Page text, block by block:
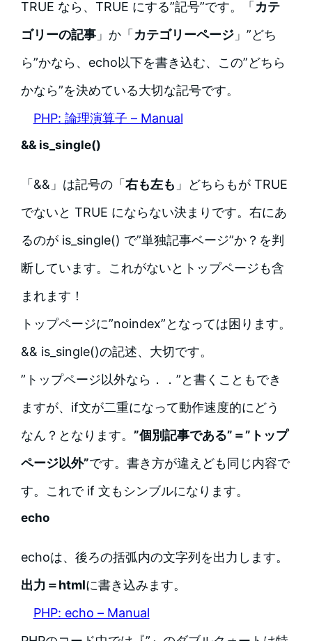
TRUE なら、TRUE にする”記号”です。「 カテ
ゴリーの記事」か「 カテゴリーページ」”どち
ら”かなら、echo以下を書き込む、この”どちら
かなら”を決めている大切な記号です。
PHP: 論理演算子 – Manual
&& is_single()
「&&」は記号の「 右も左も 」どちらもが TRUE
でないと TRUE にならない決まりです。右にあ
るのが is_single() で”単独記事ベージ”か？を判
断しています。これがないとトップページも含
まれます！
トップページに”noindex”となっては困ります。
&& is_single()の記述、大切です。
”トップページ以外なら．．”と書くこともでき
ますが、if文が二重になって動作速度的にどう
なん？となります。 ”個別記事である”＝”トップ
ページ以外”です。書き方が違えども同じ内容で
す。これで if 文もシンブルになります。
echo
echoは、後ろの括弧内の文字列を出力します。
出力＝htmlに書き込みます。
PHP: echo – Manual